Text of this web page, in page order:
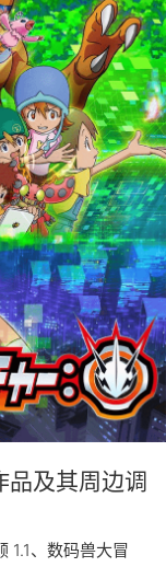
及其周边调
1.1、数码兽大冒